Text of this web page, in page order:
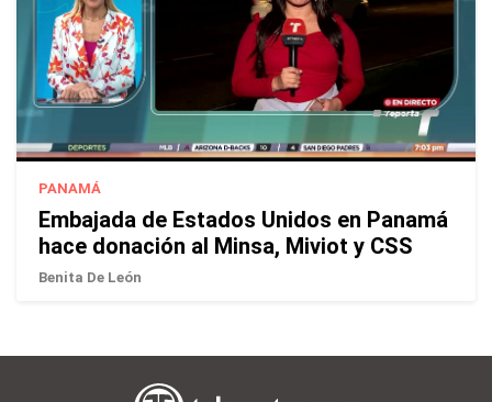
PANAMÁ
Embajada de Estados Unidos en Panamá
hace donación al Minsa, Miviot y CSS
Benita De León